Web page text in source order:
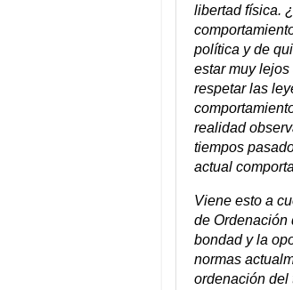
libertad física.
política y de
estar muy
respetar las
realidad
tiempos
actual
Viene esto a
de Ordenación
bondad y la
normas
ordenación del